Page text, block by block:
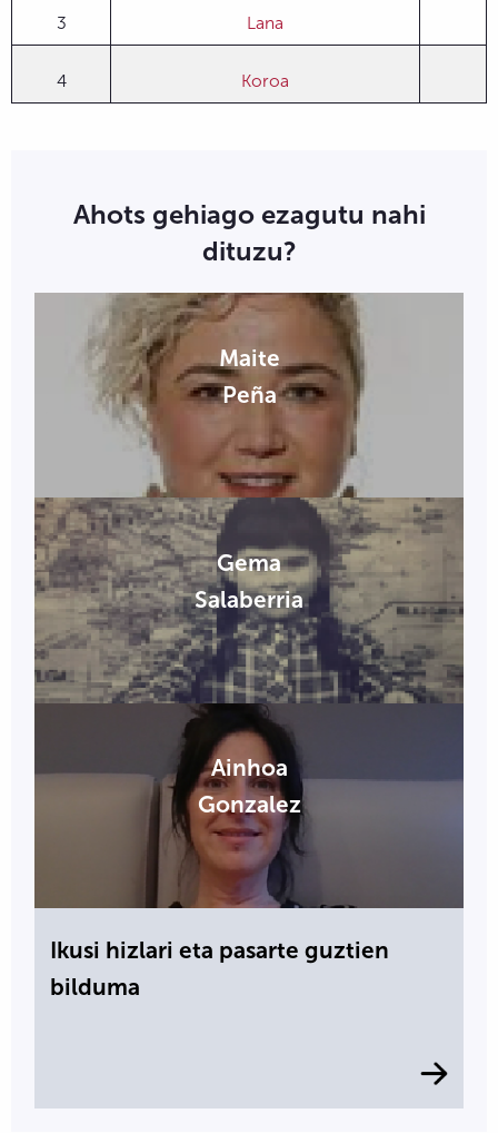
3 Lana
4 Koroa
Ahots gehiago ezagutu nahi
dituzu?
Maite
Peña
Gema
Salaberria
Ainhoa
Gonzalez
Ikusi hizlari eta pasarte guztien
bilduma